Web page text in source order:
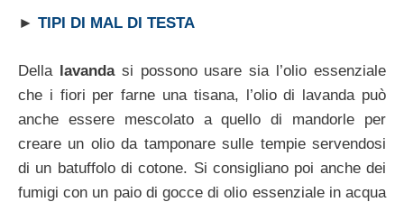
► TIPI DI MAL DI TESTA
Della lavandasi possono usare sia l’olio essenziale
che i fiori per farne una tisana, l’olio di lavanda può
anche essere mescolato a quello di mandorle per
creare un olio da tamponare sulle tempie servendosi
di un batuffolo di cotone. Si consigliano poi anche dei
fumigi con un paio di gocce di olio essenziale in acqua